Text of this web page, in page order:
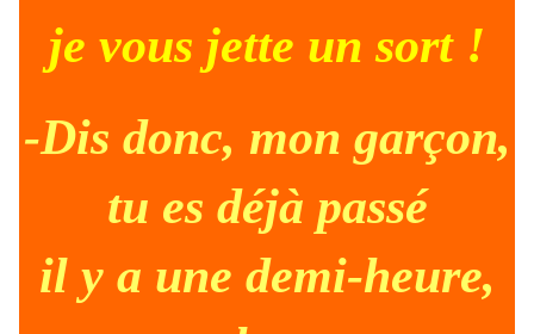
je vous jette un sort !
-Dis donc, mon garçon,
tu es déjà passé
il y a une demi-heure,